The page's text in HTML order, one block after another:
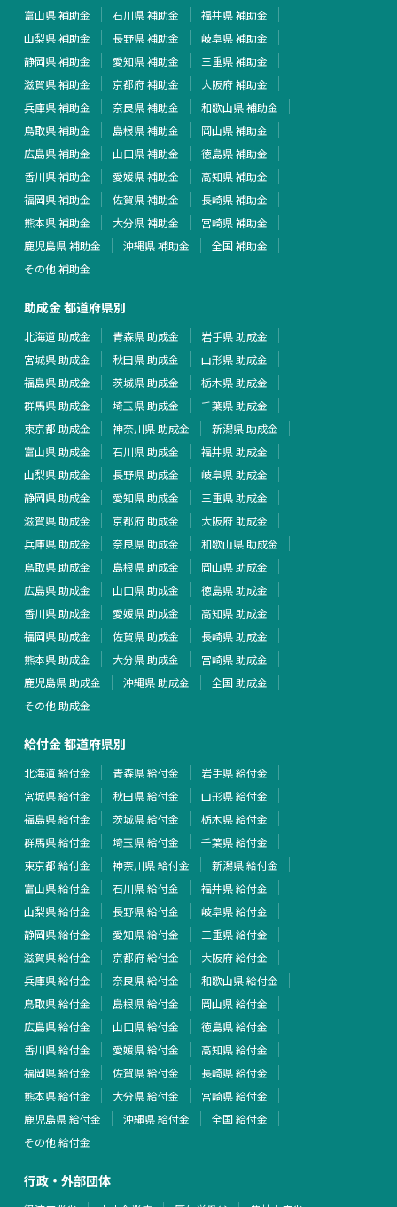
富山県 補助金
石川県 補助金
福井県 補助金
山梨県 補助金
長野県 補助金
岐阜県 補助金
静岡県 補助金
愛知県 補助金
三重県 補助金
滋賀県 補助金
京都府 補助金
大阪府 補助金
兵庫県 補助金
奈良県 補助金
和歌山県 補助金
鳥取県 補助金
島根県 補助金
岡山県 補助金
広島県 補助金
山口県 補助金
徳島県 補助金
香川県 補助金
愛媛県 補助金
高知県 補助金
福岡県 補助金
佐賀県 補助金
長崎県 補助金
熊本県 補助金
大分県 補助金
宮崎県 補助金
鹿児島県 補助金
沖縄県 補助金
全国 補助金
その他 補助金
助成金 都道府県別
北海道 助成金 青森県 助成金
岩手県 助成金
宮城県 助成金
秋田県 助成金
山形県 助成金
福島県 助成金
茨城県 助成金
栃木県 助成金
群馬県 助成金
埼玉県 助成金
千葉県 助成金
東京都 助成金
神奈川県 助成金
新潟県 助成金
富山県 助成金
石川県 助成金
福井県 助成金
山梨県 助成金
長野県 助成金
岐阜県 助成金
静岡県 助成金
愛知県 助成金
三重県 助成金
滋賀県 助成金
京都府 助成金
大阪府 助成金
兵庫県 助成金
奈良県 助成金
和歌山県 助成金
鳥取県 助成金
島根県 助成金
岡山県 助成金
広島県 助成金
山口県 助成金
徳島県 助成金
香川県 助成金
愛媛県 助成金
高知県 助成金
福岡県 助成金
佐賀県 助成金
長崎県 助成金
熊本県 助成金
大分県 助成金
宮崎県 助成金
鹿児島県 助成金
沖縄県 助成金
全国 助成金
その他 助成金
給付金 都道府県別
北海道 給付金 青森県 給付金
岩手県 給付金
宮城県 給付金
秋田県 給付金
山形県 給付金
福島県 給付金
茨城県 給付金
栃木県 給付金
群馬県 給付金
埼玉県 給付金
千葉県 給付金
東京都 給付金
神奈川県 給付金
新潟県 給付金
富山県 給付金
石川県 給付金
福井県 給付金
山梨県 給付金
長野県 給付金
岐阜県 給付金
静岡県 給付金
愛知県 給付金
三重県 給付金
滋賀県 給付金
京都府 給付金
大阪府 給付金
兵庫県 給付金
奈良県 給付金
和歌山県 給付金
鳥取県 給付金
島根県 給付金
岡山県 給付金
広島県 給付金
山口県 給付金
徳島県 給付金
香川県 給付金
愛媛県 給付金
高知県 給付金
福岡県 給付金
佐賀県 給付金
長崎県 給付金
熊本県 給付金
大分県 給付金
宮崎県 給付金
鹿児島県 給付金
沖縄県 給付金
全国 給付金
その他 給付金
行政・外部団体